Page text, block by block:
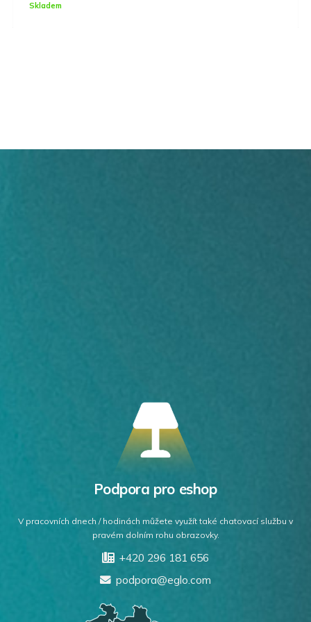
Skladem
Podpora pro eshop
V pracovních dnech / hodinách můžete využít také chatovací službu v
pravém dolním rohu obrazovky.
+420 296 181 656
podpora@eglo.com